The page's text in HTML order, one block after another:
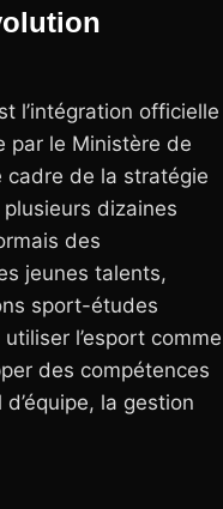
l’intégration officielle
par le Ministère de
cadre de la stratégie
dizaines
des
jeunes talents,
sport-études
l’esport comme
des compétences
la gestion